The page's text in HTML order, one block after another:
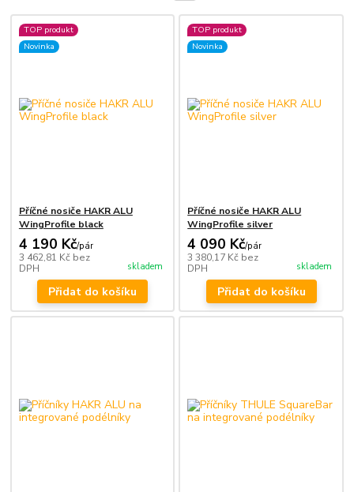
TOP produkt
Novinka
Příčné nosiče HAKR ALU
WingProfile black
4 190 Kč/pár
3 462,81 Kč bez
DPH
skladem
Přidat do košíku
TOP produkt
Novinka
Příčné nosiče HAKR ALU
WingProfile silver
4 090 Kč/pár
3 380,17 Kč bez
DPH
skladem
Přidat do košíku